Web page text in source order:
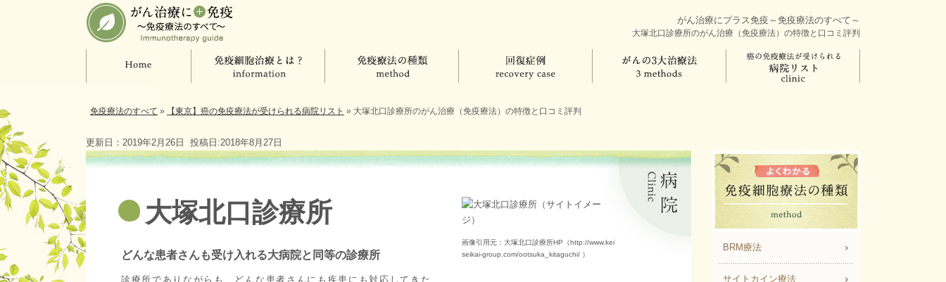
がん治療にプラス免疫～免疫療法のすべて～
大塚北口診療所のがん治療（免疫療法）の特徴と口コミ評判
免疫療法のすべて » 【東京】癌の免疫療法が受けられる病院リスト » 大塚北口診療所のがん治療（免疫療法）の特徴と口コミ評判
更新日：2019年2月26日 投稿日:2018年8月27日
大塚北口診療所
どんな患者さんも受け入れる大病院と同等の診療所
診療所でありながらも、どんな患者さんにも疾患にも対応してきた
画像引用元：大塚北口診療所HP（http://www.kei
seikai-group.com/ootsuka_kitaguchi/ ）
BRM療法
サイトカイン療法